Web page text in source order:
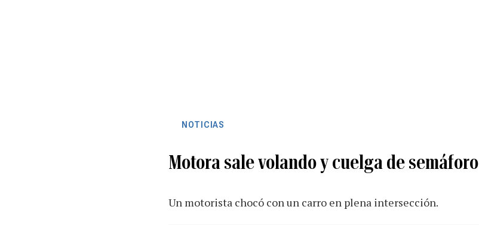
NOTICIAS
Motora sale volando y cuelga de semáforo
Un motorista chocó con un carro en plena intersección.